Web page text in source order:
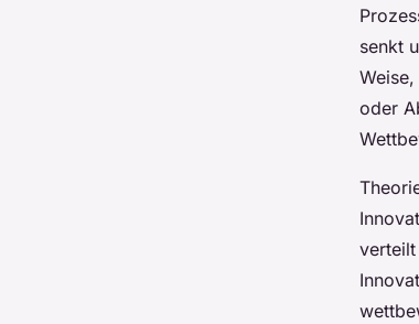
senkt
oder